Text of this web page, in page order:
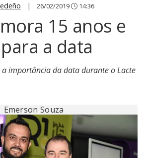
| 26/02/2019 14:36
15 anos e
a data
a importância da data durante o Lacte
Emerson Souza